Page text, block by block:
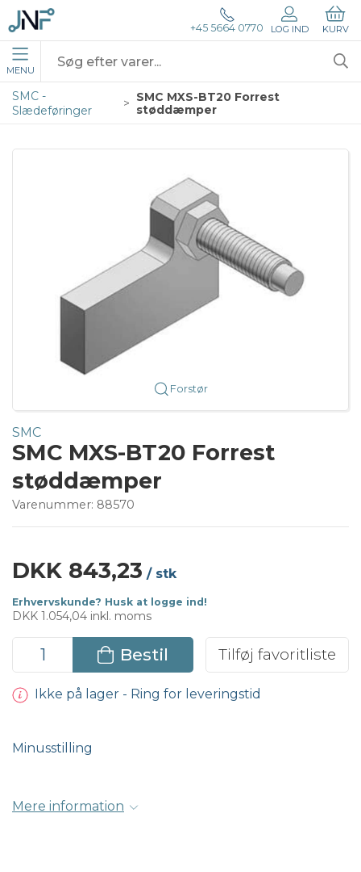
+45 5664 0770 LOG IND KURV
MENU
SMC -
Slædeføringer
SMC MXS-BT20 Forrest
støddæmper
Forstør
SMC
SMC MXS-BT20 Forrest
støddæmper
Varenummer: 88570
DKK 843,23 / stk
Erhvervskunde? Husk at logge ind!
DKK 1.054,04 inkl. moms
Bestil Tilføj favoritliste
Ikke på lager - Ring for leveringstid
Minusstilling
Mere information